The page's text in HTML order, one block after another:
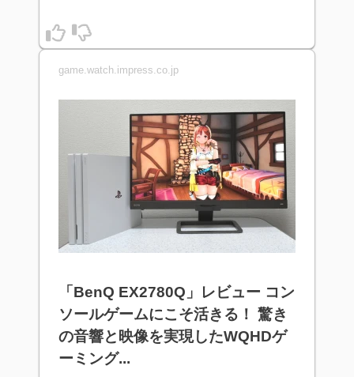
game.watch.impress.co.jp
「BenQ EX2780Q」レビュー コン
ソールゲームにこそ活きる！ 驚き
の音響と映像を実現したWQHDゲ
ーミング...